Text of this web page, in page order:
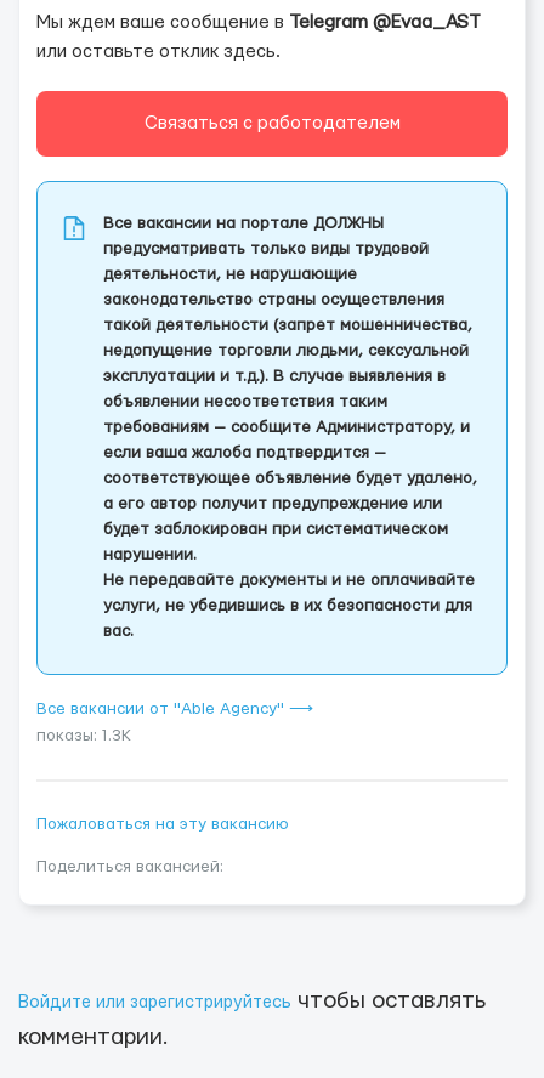
Мы ждем ваше сообщение в
Telegram @Evaa_AST
или оставьте отклик здесь.
Связаться с работодателем
Все вакансии на портале ДОЛЖНЫ
предусматривать только виды трудовой
деятельности, не нарушающие
законодательство страны осуществления
такой деятельности (запрет мошенничества,
недопущение торговли людьми, сексуальной
эксплуатации и т.д.). В случае выявления в
объявлении несоответствия таким
требованиям — сообщите Администратору, и
если ваша жалоба подтвердится —
соответствующее объявление будет удалено,
а его автор получит предупреждение или
будет заблокирован при систематическом
нарушении.
Не передавайте документы и не оплачивайте
услуги, не убедившись в их безопасности для
вас.
Все вакансии от "Able Agency" ⟶
показы: 1.3K
Пожаловаться на эту вакансию
Поделиться вакансией:
Войдите или зарегистрируйтесь чтобы оставлять
комментарии.